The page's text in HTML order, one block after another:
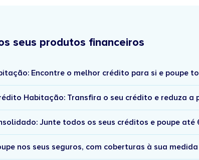
seus produtos financeiros
Encontre o melhor crédito para si e poupe
Habitação: Transfira o seu crédito e reduza a
Junte todos os seus créditos e poupe até
nos seus seguros, com coberturas à sua medida